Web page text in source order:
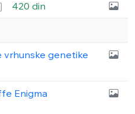
420 din
vrhunske genetike
Enigma